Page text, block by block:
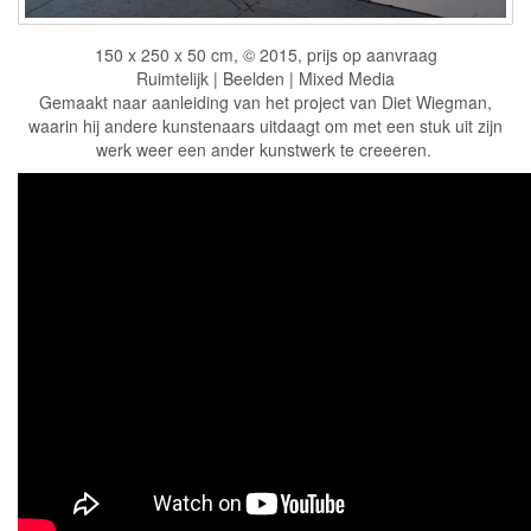
150 x 250 x 50 cm, © 2015, prijs op aanvraag
Ruimtelijk | Beelden | Mixed Media
Gemaakt naar aanleiding van het project van Diet Wiegman,
waarin hij andere kunstenaars uitdaagt om met een stuk uit zijn
werk weer een ander kunstwerk te creeeren.